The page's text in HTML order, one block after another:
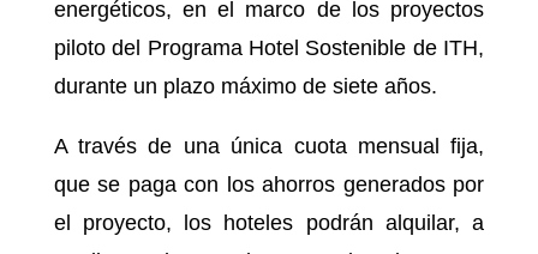
energéticos, en el marco de los proyectos
piloto del Programa Hotel Sostenible de ITH,
durante un plazo máximo de siete años.
A través de una única cuota mensual fija,
que se paga con los ahorros generados por
el proyecto, los hoteles podrán alquilar, a